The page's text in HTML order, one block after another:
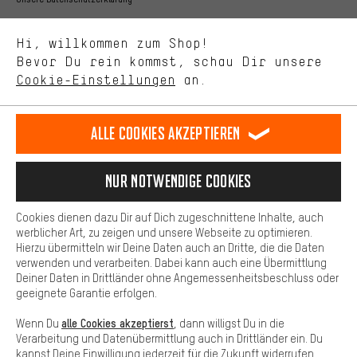
Sprache"
Deutsch
DE english
EN español
ES français
FR
VERTRAG WIDERRUFEN Aachener Community Affiliateprogramm
Datenschutz Allgemeine Geschäftsbedingungen
Hinweisgebersystem Hinweise zur Batterieentsorgung
Cookie-Einstellungen Kontrast ändern
Alle Preise verstehen sich in Euro und exkl. MwSt zuzüglich
Versandkostenfür Lieferung nachUSA.
Hi, willkommen zum Shop!
Bevor Du rein kommst, schau Dir unsere
Cookie-Einstellungen an.
Uns interessiert, was Du in unserem Shop suchst und brauchst.
selbst Einfluss auf die Verbesserung unserer Webseite und
unseres Shop-Angebots.
Dein Shopping-Erlebnis wird komfortabler. Mit Komfort-Cookies
stellen wir Verknüpfungen zu Social Media Plattformen her. So
können wir dir weitere nützliche Inhalte und Informationen zur
Verfügung stellen. Zudem hast du die Möglichkeit zusätzliche
Services zu nutzen, die es dir erleichtern die richtigen Produkte zu
finden. Beispielsweise bieten wir eine Chat-Funktion an, damit
Fragen schnell und unkompliziert beantwortet werden können.
Basis
Basis-Cookies gewährleisten, dass Du unsere Webseite
grundsätzlich nutzen kannst.
Alle Cookies akzeptieren
Nur Notwendige Cookies
Cookies dienen dazu Dir auf Dich zugeschnittene Inhalte, auch
werblicher Art, zu zeigen und unsere Webseite zu optimieren.
Hierzu übermitteln wir Deine Daten auch an Dritte, die die Daten
verwenden und verarbeiten. Dabei kann auch eine Übermittlung
Deiner Daten in Drittländer ohne Angemessenheitsbeschluss oder
geeignete Garantie erfolgen.
Wenn Du alle Cookies akzeptierst , dann willigst Du in die
Verarbeitung und Datenübermittlung auch in Drittländer ein. Du
kannst Deine Einwilligung jederzeit für die Zukunft widerrufen.